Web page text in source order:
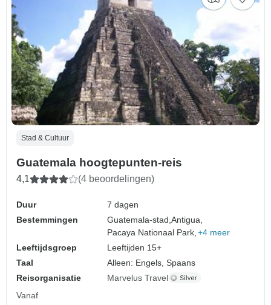
Stad & Cultuur
Guatemala hoogtepunten-reis
4,1 (4 beoordelingen)
Duur
7 dagen
Bestemmingen
Guatemala-stad,Antigua,
Pacaya Nationaal Park, +4 meer
Leeftijdsgroep
Leeftijden 15+
Taal
Alleen: Engels, Spaans
Reisorganisatie
Marvelus Travel
Vanaf